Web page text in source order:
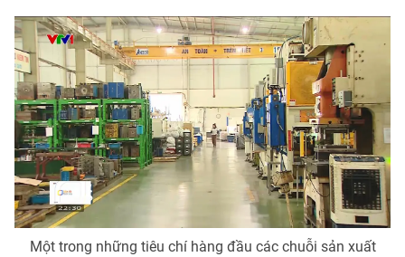
Một trong những tiêu chí hàng đầu các chuỗi sản xuất